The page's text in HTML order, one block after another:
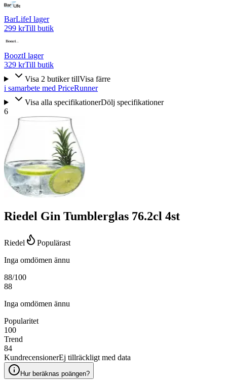
BarLifeI lager
299 krTill butik
BooztI lager
329 krTill butik
Visa 2 butiker tillVisa färre
i samarbete med PriceRunner
Visa alla specifikationerDölj specifikationer
6
Riedel Gin Tumblerglas 76.2cl 4st
Riedel
Populärast
Inga omdömen ännu
88/100
88
Inga omdömen ännu
Popularitet
100
Trend
84
KundrecensionerEj tillräckligt med data
Hur beräknas poängen?